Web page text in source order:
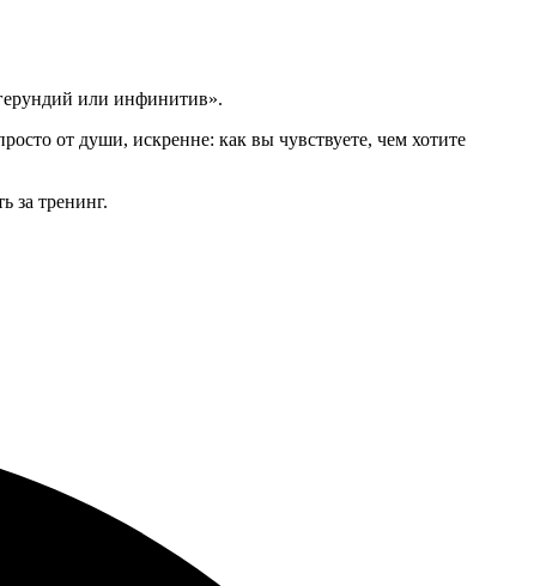
или инфинитив».
от души, искренне: как вы чувствуете, чем хотите
за тренинг.